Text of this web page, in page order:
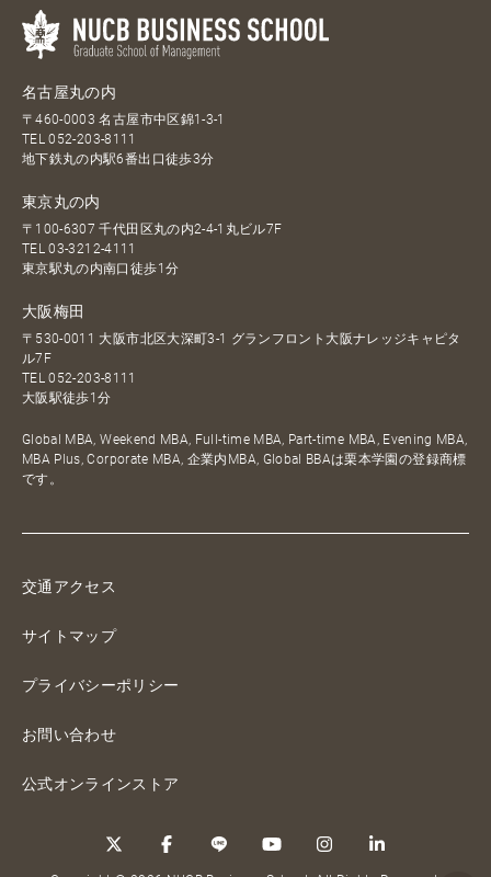
名古屋丸の内
〒460-0003 名古屋市中区錦1-3-1
TEL052-203-8111
地下鉄丸の内駅6番出口徒歩3分
東京丸の内
〒100-6307 千代田区丸の内2-4-1丸ビル7F
TEL03-3212-4111
東京駅丸の内南口徒歩1分
大阪梅田
〒530-0011 大阪市北区大深町3-1 グランフロント大阪ナレッジキャピタ
ル7F
TEL052-203-8111
大阪駅徒歩1分
Global MBA, Weekend MBA, Full-time MBA, Part-time MBA, Evening MBA,
MBA Plus, Corporate MBA, 企業内MBA, Global BBAは栗本学園の登録商標
です。
交通アクセス
サイトマップ
プライバシーポリシー
お問い合わせ
公式オンラインストア